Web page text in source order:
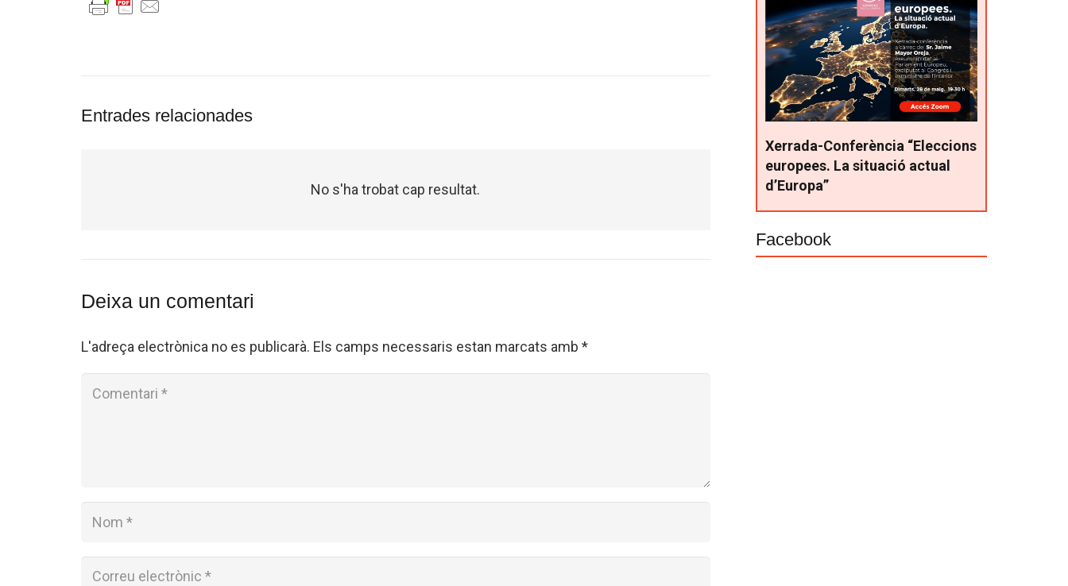
Entrades relacionades
No s'ha trobat cap resultat.
Deixa un comentari
L'adreça electrònica no es publicarà. Els camps necessaris estan marcats amb *
Xerrada-Conferència “Eleccions
europees. La situació actual
d’Europa”
Facebook